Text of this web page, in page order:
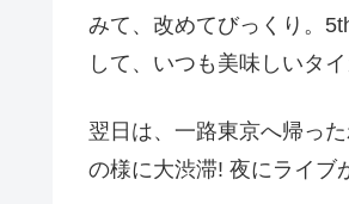
みて、改めてびっくり。
して、いつも美味しいタ
翌日は、一路東京へ帰っ
の様に大渋滞! 夜にライブ